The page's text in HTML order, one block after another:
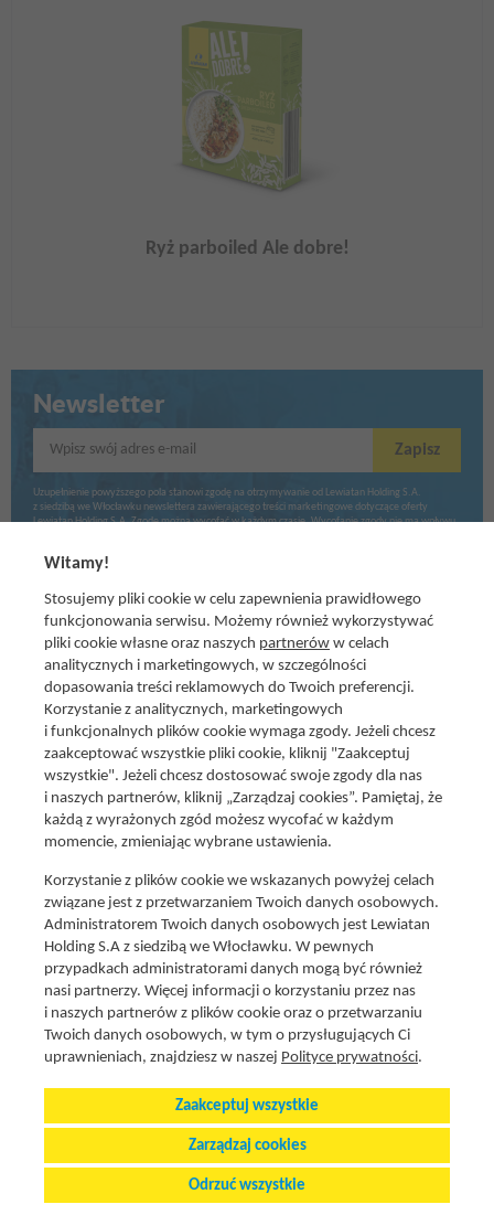
Ryż parboiled Ale dobre!
Newsletter
Wpisz swój adres e-mail Zapisz
Uzupełnienie powyższego pola stanowi zgodę na otrzymywanie od Lewiatan Holding S.A.
z siedzibą we Włocławku newslettera zawierającego treści marketingowe dotyczące oferty
Lewiatan Holding S.A. Zgodę można wycofać w każdym czasie. Wycofanie zgody nie ma wpływu
Social media
Znajdź nas na:
Promocje i oferty
Aktualna gazetka
Gotuję z Lewiatanem
Znajdź sklep
Aplikacja Mój Lewiatan
Karta Mój Lewiatan
Fundacja Lewiatan
Regulaminy
Polityka cookies i prywatnosci
Zarządzaj preferencjami plików cookie
Witamy!
Stosujemy pliki cookie w celu zapewnienia prawidłowego
funkcjonowania serwisu. Możemy również wykorzystywać
pliki cookie własne oraz naszych partnerów w celach
analitycznych i marketingowych, w szczególności
dopasowania treści reklamowych do Twoich preferencji.
Korzystanie z analitycznych, marketingowych
i funkcjonalnych plików cookie wymaga zgody. Jeżeli chcesz
zaakceptować wszystkie pliki cookie, kliknij "Zaakceptuj
wszystkie". Jeżeli chcesz dostosować swoje zgody dla nas
i naszych partnerów, kliknij „Zarządzaj cookies”. Pamiętaj, że
każdą z wyrażonych zgód możesz wycofać w każdym
momencie, zmieniając wybrane ustawienia.
Korzystanie z plików cookie we wskazanych powyżej celach
związane jest z przetwarzaniem Twoich danych osobowych.
Administratorem Twoich danych osobowych jest Lewiatan
Holding S.A z siedzibą we Włocławku. W pewnych
przypadkach administratorami danych mogą być również
nasi partnerzy. Więcej informacji o korzystaniu przez nas
i naszych partnerów z plików cookie oraz o przetwarzaniu
Twoich danych osobowych, w tym o przysługujących Ci
uprawnieniach, znajdziesz w naszej Polityce prywatności.
Zaakceptuj wszystkie
Zarządzaj cookies
Odrzuć wszystkie